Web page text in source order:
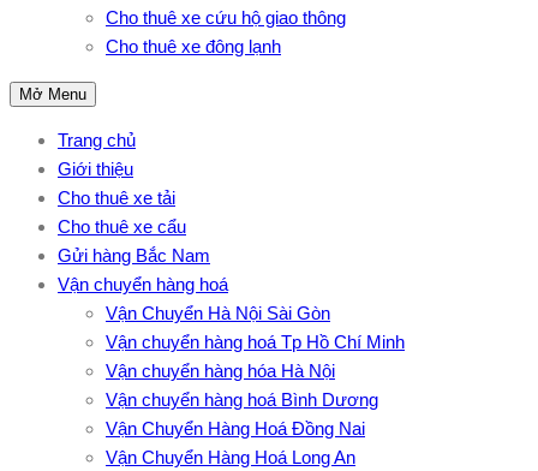
Cho thuê xe cứu hộ giao thông
Cho thuê xe đông lạnh
Mở Menu
Trang chủ
Giới thiệu
Cho thuê xe tải
Cho thuê xe cẩu
Gửi hàng Bắc Nam
Vận chuyển hàng hoá
Vận Chuyển Hà Nội Sài Gòn
Vận chuyển hàng hoá Tp Hồ Chí Minh
Vận chuyển hàng hóa Hà Nội
Vận chuyển hàng hoá Bình Dương
Vận Chuyển Hàng Hoá Đồng Nai
Vận Chuyển Hàng Hoá Long An